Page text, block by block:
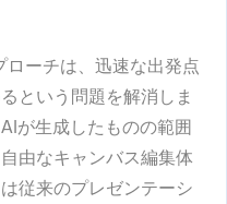
ーチは、迅速な出発点
という問題を解消しま
が生成したものの範囲
由なキャンバス編集体
従来のプレゼンテーシ